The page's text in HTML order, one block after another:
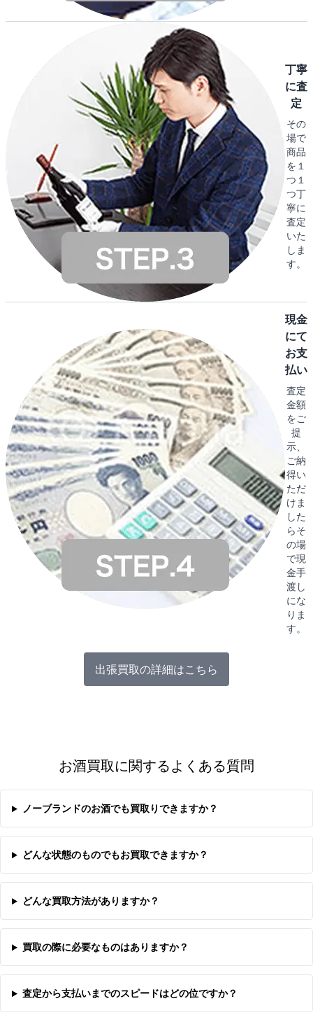
丁寧
に査
定
その
場で
商品
を１
つ１
つ丁
寧に
査定
いた
しま
す。
現金
にて
お支
払い
査定
金額
をご
提
示、
ご納
得い
ただ
けま
した
らそ
の場
で現
金手
渡し
にな
りま
す。
出張買取の詳細はこちら
お酒買取に関するよくある質問
ノーブランドのお酒でも買取りできますか？
どんな状態のものでもお買取できますか？
どんな買取方法がありますか？
買取の際に必要なものはありますか？
査定から支払いまでのスピードはどの位ですか？